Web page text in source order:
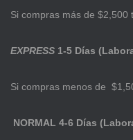
Si compras más de $2,500
EXPRESS 1-5 Días
Si compras menos de
NORMAL 4-6 Días